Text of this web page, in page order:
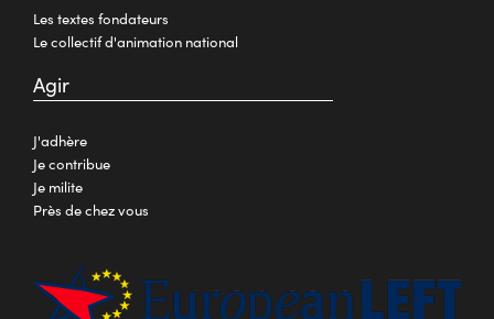
Les textes fondateurs
Le collectif d'animation national
Agir
J'adhère
Je contribue
Je milite
Près de chez vous